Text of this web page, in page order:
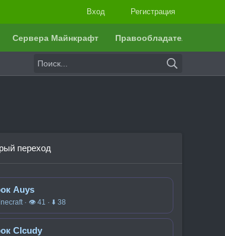
Вход Регистрация
Сервера Майнкрафт Правообладателям
переход
Auys
· 👁 41 · ⬇ 38
Clcudy